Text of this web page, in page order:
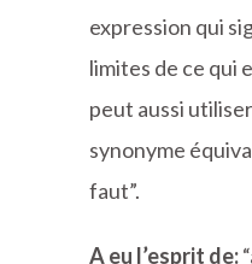
expression qui
limites de ce qui
peut aussi
synonyme
faut”.
A eu l’esprit de: